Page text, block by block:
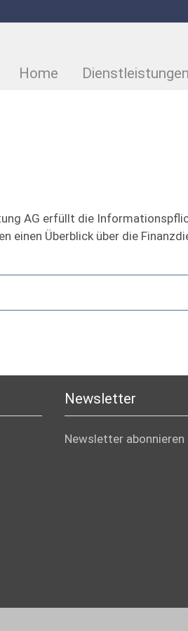
Home Dienstleistungen
AG erfüllt die
einen Überblick über die
Newsletter
Newsletter abonnieren